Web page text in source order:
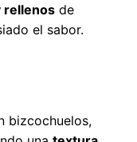
rellenos de
el sabor.
bizcochuelos,